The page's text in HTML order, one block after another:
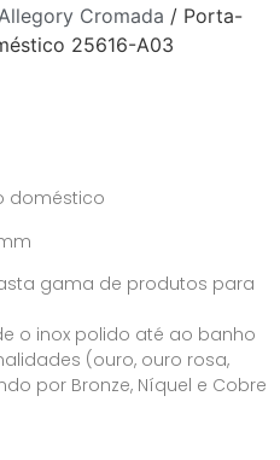
Allegory Cromada / Porta-
25616-A03
doméstico
gama de produtos para
o inox polido até ao banho
(ouro, ouro rosa,
por Bronze, Níquel e Cobre